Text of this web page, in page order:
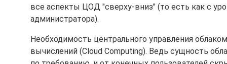
все аспекты ЦОД "сверху-вниз" (то есть как с
администратора).
Необходимость центрального управления
вычислений (Cloud Computing). Ведь сущность